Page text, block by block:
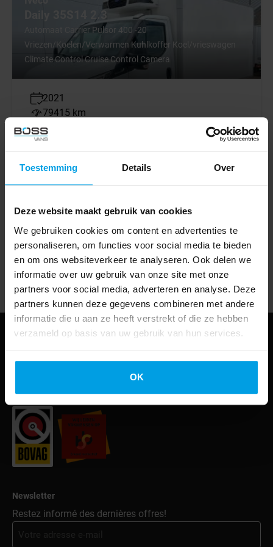
Toestemming Details Over
Deze website maakt gebruik van cookies
We gebruiken cookies om content en advertenties te
personaliseren, om functies voor social media te bieden
en om ons websiteverkeer te analyseren. Ook delen we
informatie over uw gebruik van onze site met onze
partners voor social media, adverteren en analyse. Deze
partners kunnen deze gegevens combineren met andere
informatie die u aan ze heeft verstrekt of die ze hebben
verzameld op basis van uw gebruik van hun services.
OK
Daily 35S14 2.3
Automaat Carrier Pulsor 400 -20
Vriezen/Koelen/Verwarmen Kuhlkoffer Koel/vrieswagen
Climate Control Cruise Control Camera
2021
79415 km
Euro 6
Automatique
BV000292
€ 20.445
€ 358
Menu
Conditions générales de vente
Newsletter
Restez informé des dernières offres!